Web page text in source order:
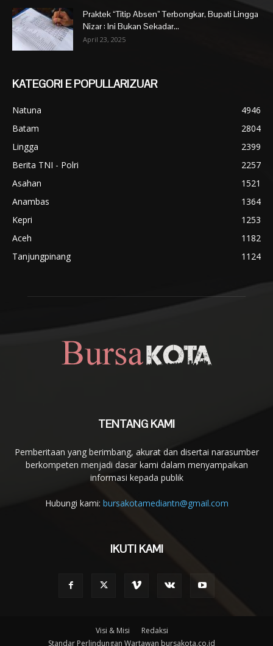
Praktek “Titip Absen” Terbongkar, Bupati Lingga
Nizar : Ini Bukan Sekadar...
April 23, 2025
KATEGORI E POPULLARIZUAR
Natuna
4946
Batam
2804
Lingga
2399
Berita TNI - Polri
2257
Asahan
1521
Anambas
1364
Kepri
1253
Aceh
1182
Tanjungpinang
1124
TENTANG KAMI
Pemberitaan yang berimbang, akurat dan disertai narasumber
berkompeten menjadi dasar kami dalam menyampaikan
informasi kepada publik
Hubungi kami: bursakotamediantn@gmail.com
IKUTI KAMI
Visi & Misi
Redaksi
Standar Perlindungan Wartawan bursakota.co.id